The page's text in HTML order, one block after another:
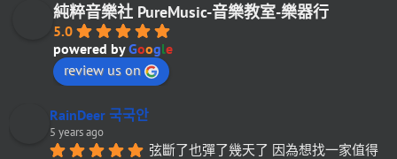
純粹音樂社 PureMusic-音樂教室-樂器行
5.0
powered byGoogle
review us on
RainDeer 국국안
5 years ago
弦斷了也彈了幾天了 因為想找一家值得